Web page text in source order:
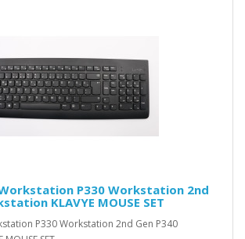
Workstation P330 Workstation 2nd
KLAVYE MOUSE SET
P330 Workstation 2nd Gen P340